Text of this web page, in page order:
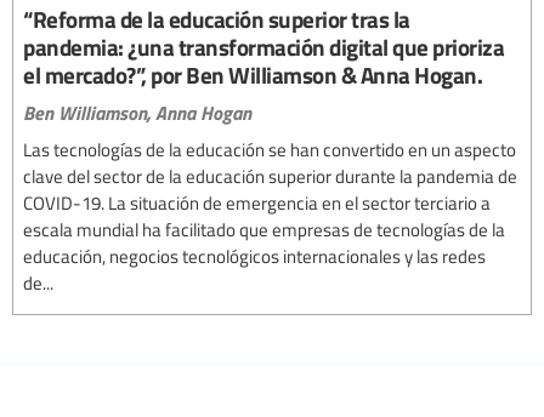
“Reforma de la educación superior tras la
pandemia: ¿una transformación digital que prioriza
el mercado?”, por Ben Williamson & Anna Hogan.
Ben Williamson,Anna Hogan
Las tecnologías de la educación se han convertido en un aspecto
clave del sector de la educación superior durante la pandemia de
COVID-19. La situación de emergencia en el sector terciario a
escala mundial ha facilitado que empresas de tecnologías de la
educación, negocios tecnológicos internacionales y las redes
de...